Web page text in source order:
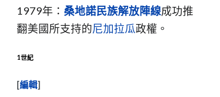
1979年： 桑地諾民族解放陣線成功推
翻美國所支持的尼加拉瓜政權。
1世紀
[編輯]